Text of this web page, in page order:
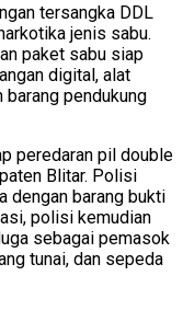
tersangka DDL
jenis sabu.
paket sabu siap
digital, alat
pendukung
peredaran pil double
Blitar. Polisi
dengan barang bukti
polisi kemudian
sebagai pemasok
tunai, dan sepeda